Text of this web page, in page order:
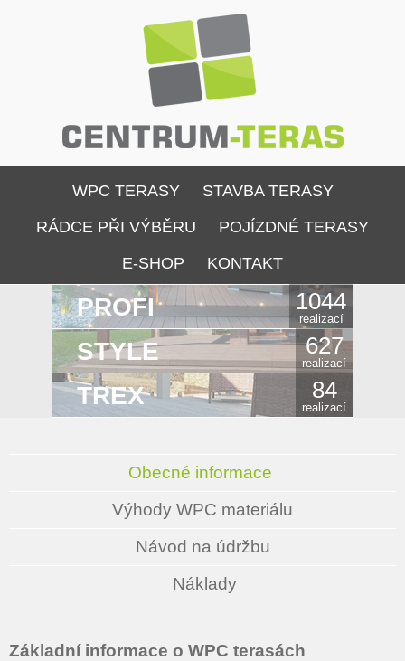
WPC TERASY
STAVBA TERASY
RÁDCE PŘI VÝBĚRU
POJÍZDNÉ TERASY
E-SHOP
KONTAKT
PROFI 1044
realizací
STYLE 627
realizací
TREX 84
realizací
Obecné informace
Výhody WPC materiálu
Návod na údržbu
Náklady
Základní informace o WPC terasách